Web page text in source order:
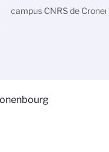
campus CNRS de